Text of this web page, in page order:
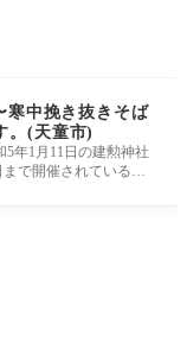
寒中挽き抜きそば
。(天童市)
年1月11日の建勲神社
で開催されている